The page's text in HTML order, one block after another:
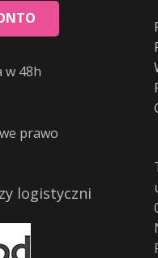
w 48h
prawo
logistyczni